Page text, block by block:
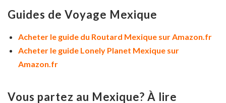
Guides de Voyage Mexique
Acheter le guide du Routard Mexique sur Amazon.fr
Acheter le guide Lonely Planet Mexique sur
Amazon.fr
Vous partez au Mexique? À lire